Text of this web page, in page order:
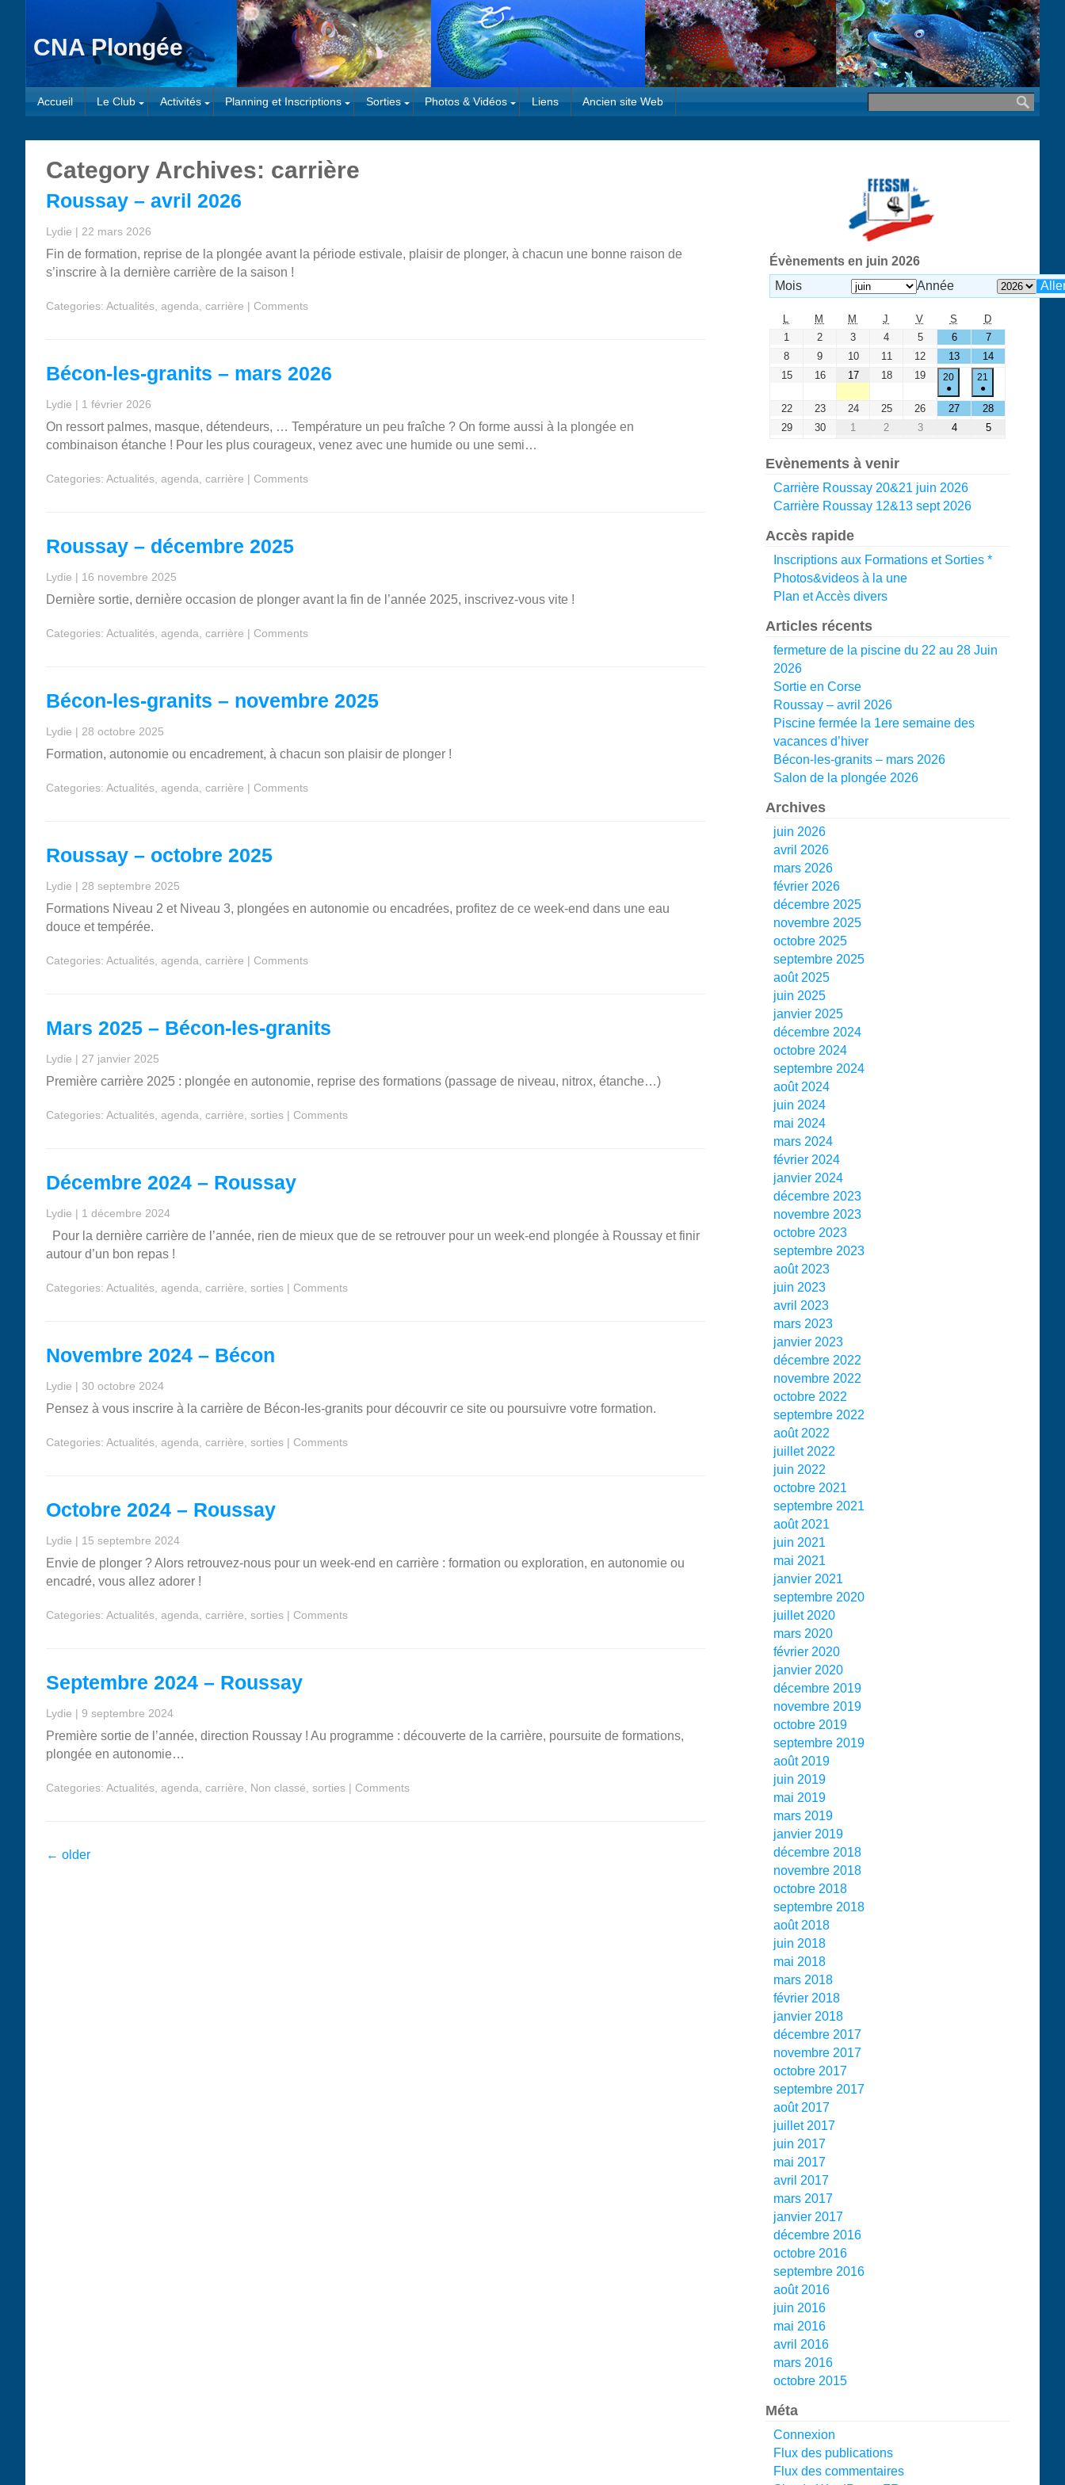
CNA Plongée
Accueil Le Club Activités Planning et Inscriptions Sorties Photos & Vidéos Liens Ancien site Web
Category Archives: carrière
Roussay – avril 2026
Lydie | 22 mars 2026
Fin de formation, reprise de la plongée avant la période estivale, plaisir de plonger, à chacun une bonne raison de
s’inscrire à la dernière carrière de la saison !
Categories: Actualités, agenda carrière | Comments
Bécon-les-granits – mars 2026
Lydie | 1 février 2026
On ressort palmes, masque, détendeurs, … Température un peu fraîche ? On forme aussi à la plongée en
combinaison étanche ! Pour les plus courageux, venez avec une humide ou une semi…
Categories: Actualités, agenda carrière | Comments
Roussay – décembre 2025
Lydie | 16 novembre 2025
Dernière sortie, dernière occasion de plonger avant la fin de l’année 2025, inscrivez-vous vite !
Categories: Actualités, agenda carrière | Comments
Bécon-les-granits – novembre 2025
Lydie | 28 octobre 2025
Formation, autonomie ou encadrement, à chacun son plaisir de plonger !
Categories: Actualités, agenda carrière | Comments
Roussay – octobre 2025
Lydie | 28 septembre 2025
Formations Niveau 2 et Niveau 3, plongées en autonomie ou encadrées, profitez de ce week-end dans une eau
douce et tempérée.
Categories: Actualités, agenda carrière | Comments
Mars 2025 – Bécon-les-granits
Lydie | 27 janvier 2025
Première carrière 2025 : plongée en autonomie, reprise des formations (passage de niveau, nitrox, étanche…)
Categories: Actualités, agenda carrière sorties | Comments
Décembre 2024 – Roussay
Lydie | 1 décembre 2024
Pour la dernière carrière de l’année, rien de mieux que de se retrouver pour un week-end plongée à Roussay et finir
autour d’un bon repas !
Categories: Actualités, agenda carrière sorties | Comments
Novembre 2024 – Bécon
Lydie | 30 octobre 2024
Pensez à vous inscrire à la carrière de Bécon-les-granits pour découvrir ce site ou poursuivre votre formation.
Categories: Actualités, agenda carrière sorties | Comments
Octobre 2024 – Roussay
Lydie | 15 septembre 2024
Envie de plonger ? Alors retrouvez-nous pour un week-end en carrière : formation ou exploration, en autonomie ou
encadré, vous allez adorer !
Categories: Actualités, agenda carrière sorties | Comments
Septembre 2024 – Roussay
Lydie | 9 septembre 2024
Première sortie de l’année, direction Roussay ! Au programme : découverte de la carrière, poursuite de formations,
plongée en autonomie…
Categories: Actualités, agenda carrière Non classé sorties | Comments
← older
Évènements en juin 2026
Mois
Année
L M M J V S
D
1
2 3 4 5 6
7
8
9 10 11 12 13
14
15
16 17 18 19
20
●
21
●
22 23 24 25 26 27
28
29
30 1 2 3 4 5
Evènements à venir
Carrière Roussay 20&21 juin 2026
Carrière Roussay 12&13 sept 2026
Accès rapide
Inscriptions aux Formations et Sorties *
Photos&videos à la une
Plan et Accès divers
Articles récents
fermeture de la piscine du 22 au 28 Juin
2026
Sortie en Corse
Roussay – avril 2026
Piscine fermée la 1ere semaine des
vacances d’hiver
Bécon-les-granits – mars 2026
Salon de la plongée 2026
Archives
juin 2026
avril 2026
mars 2026
février 2026
décembre 2025
novembre 2025
octobre 2025
septembre 2025
août 2025
juin 2025
janvier 2025
décembre 2024
octobre 2024
septembre 2024
août 2024
juin 2024
mai 2024
mars 2024
février 2024
janvier 2024
décembre 2023
novembre 2023
octobre 2023
septembre 2023
août 2023
juin 2023
avril 2023
mars 2023
janvier 2023
décembre 2022
novembre 2022
octobre 2022
septembre 2022
août 2022
juillet 2022
juin 2022
octobre 2021
septembre 2021
août 2021
juin 2021
mai 2021
janvier 2021
septembre 2020
juillet 2020
mars 2020
février 2020
janvier 2020
décembre 2019
novembre 2019
octobre 2019
septembre 2019
août 2019
juin 2019
mai 2019
mars 2019
janvier 2019
décembre 2018
novembre 2018
octobre 2018
septembre 2018
août 2018
juin 2018
mai 2018
mars 2018
février 2018
janvier 2018
décembre 2017
novembre 2017
octobre 2017
septembre 2017
août 2017
juillet 2017
juin 2017
mai 2017
avril 2017
mars 2017
janvier 2017
décembre 2016
octobre 2016
septembre 2016
août 2016
juin 2016
mai 2016
avril 2016
mars 2016
octobre 2015
Méta
Connexion
Flux des publications
Flux des commentaires